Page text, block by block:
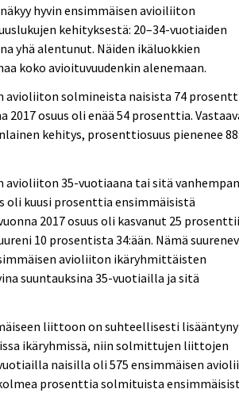
hyvin ensimmäisen avioiliiton
kehityksestä: 20–34-vuotiaiden
yhä alentunut. Näiden ikäluokkien
koko avioituvuudenkin alenemaan.
avioliiton solmineista naisista 74
2017 osuus oli enää 54 prosenttia.
kehitys, prosenttiosuus pienenee
avioliiton 35-vuotiaana tai sitä
oli kuusi prosenttia ensimmäisistä
2017 osuus oli kasvanut 25
10 prosentista 34:ään. Nämä
avioliiton ikäryhmittäisten
suuntauksina 35-vuotiailla ja sitä
liittoon on suhteellisesti
ikäryhmissä, niin solmittujen liittojen
naisilla oli 575 ensimmäisen
prosenttia solmituista